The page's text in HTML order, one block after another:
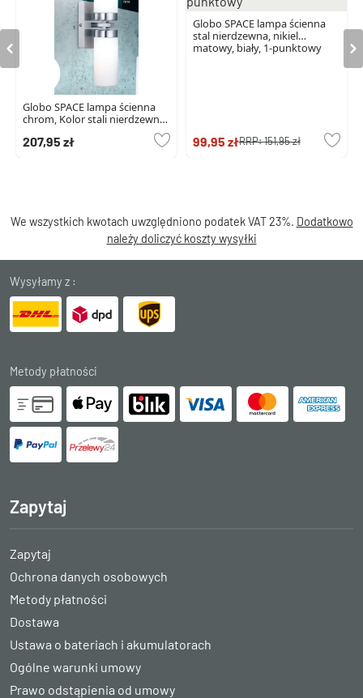
Globo SPACE lampa ścienna
chrom, Kolor stali nierdzewnej,
punktowe
207,95 zł
Globo SPACE lampa ścienna
stal nierdzewna, nikiel
matowy, biały, 1-punktowy
99,95 złRRP:151,95 zł
We wszystkich kwotach uwzględniono podatek VAT 23%. Dodatkowo
należy doliczyć koszty wysyłki
Wysyłamy z :
Metody płatności
Zapytaj
Zapytaj
Ochrona danych osobowych
Metody płatności
Dostawa
Ustawa o bateriach i akumulatorach
Ogólne warunki umowy
Prawo odstąpienia od umowy